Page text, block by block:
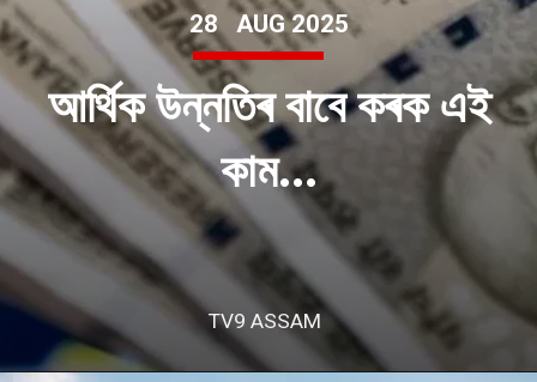
আৰ্থিক উন্নতিৰ বাবে কৰক এই
কাম...
28 AUG 2025
TV9 ASSAM